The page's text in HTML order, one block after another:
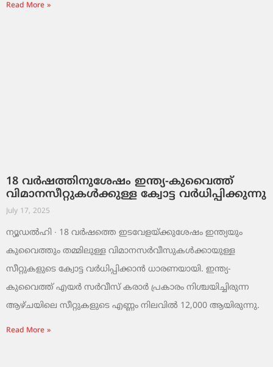
Read More »
18 വർഷത്തിനുശേഷം ഇന്ത്യ-കുവൈത്ത്
വിമാനസീറ്റുകൾക്കുള്ള ക്വോട്ട വർധിപ്പിക്കുന്നു
July 17, 2025
ന്യൂഡൽഹി ∙ 18 വർഷത്തെ ഇടവേളയ്ക്കുശേഷം ഇന്ത്യയും
കുവൈത്തും തമ്മിലുള്ള വിമാനസർവീസുകൾക്കായുള്ള
സീറ്റുകളുടെ ക്വോട്ട വർധിപ്പിക്കാൻ ധാരണയായി. ഇന്ത്യ-
കുവൈത്ത് എയർ സർവീസ് കരാർ പ്രകാരം നിശ്ചയിച്ചിരുന്ന
ആഴ്ചയിലെ സീറ്റുകളുടെ എണ്ണം നിലവിൽ 12,000 ആയിരുന്നു.
Read More »